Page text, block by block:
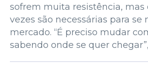
sofrem muita resistência, mas
vezes são necessárias para se
mercado. “É preciso mudar
sabendo onde se quer